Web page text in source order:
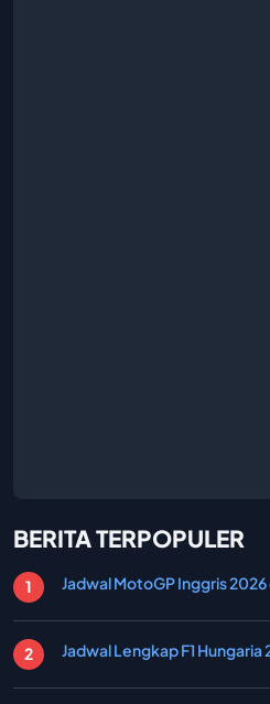
BERITA TERPOPULER
Jadwal MotoGP Inggris
Jadwal Lengkap F1